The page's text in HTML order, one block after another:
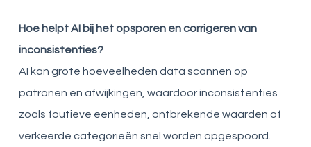
Hoe helpt AI bij het opsporen en corrigeren van
inconsistenties?
AI kan grote hoeveelheden data scannen op
patronen en afwijkingen, waardoor inconsistenties
zoals foutieve eenheden, ontbrekende waarden of
verkeerde categorieën snel worden opgespoord.